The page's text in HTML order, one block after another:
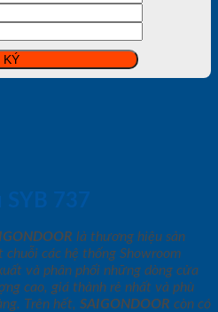
SYB 737
là thương hiệu sản
các hệ thống Showroom
và phân phối những dòng cửa
cao, giá thành rẻ nhất và phù
Trên hết, SAIGONDOOR còn có